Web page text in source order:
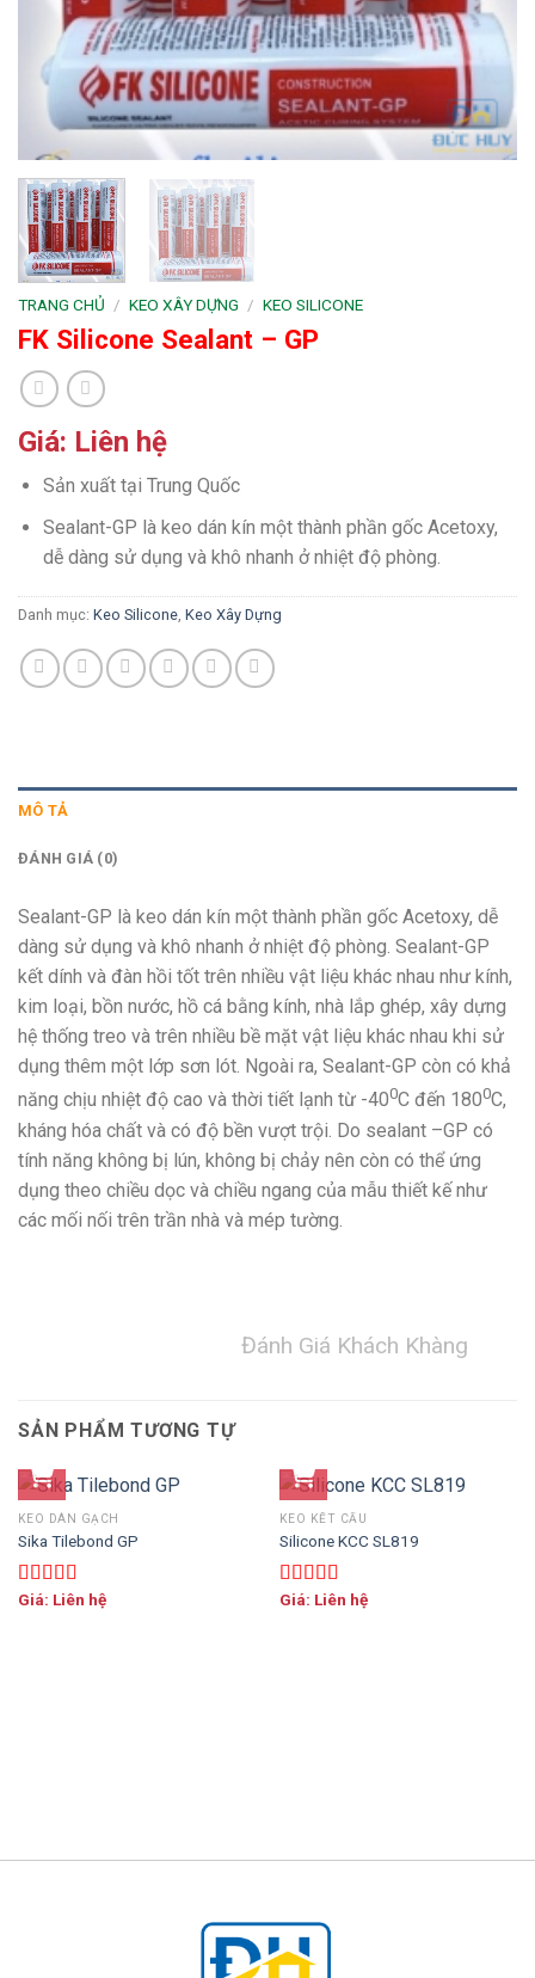
TRANG CHỦ / KEO XÂY DỰNG / KEO SILICONE
FK Silicone Sealant – GP
Giá: Liên hệ
Sản xuất tại Trung Quốc
Sealant-GP là keo dán kín một thành phần gốc Acetoxy,
dễ dàng sử dụng và khô nhanh ở nhiệt độ phòng.
Danh mục: Keo Silicone, Keo Xây Dựng
MÔ TẢ
ĐÁNH GIÁ (0)
Sealant-GP là keo dán kín một thành phần gốc Acetoxy, dễ
dàng sử dụng và khô nhanh ở nhiệt độ phòng. Sealant-GP
kết dính và đàn hồi tốt trên nhiều vật liệu khác nhau như kính,
kim loại, bồn nước, hồ cá bằng kính, nhà lắp ghép, xây dựng
hệ thống treo và trên nhiều bề mặt vật liệu khác nhau khi sử
dụng thêm một lớp sơn lót. Ngoài ra, Sealant-GP còn có khả
năng chịu nhiệt độ cao và thời tiết lạnh từ -400C đến 1800C,
kháng hóa chất và có độ bền vượt trội. Do sealant –GP có
tính năng không bị lún, không bị chảy nên còn có thể ứng
dụng theo chiều dọc và chiều ngang của mẫu thiết kế như
các mối nối trên trần nhà và mép tường.
Đánh Giá Khách Khàng
SẢN PHẨM TƯƠNG TỰ
KEO DÁN GẠCH
Sika Tilebond GP
Được xếp
Giá: Liên hệ
KEO KẾT CẤU
Silicone KCC SL819
Được xếp
Giá: Liên hệ